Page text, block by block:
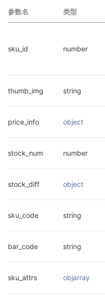
参数名 类型
sku_id number
thumb_img string
price_info object
stock_num number
stock_diff object
sku_code string
bar_code string
sku_attrs objarray